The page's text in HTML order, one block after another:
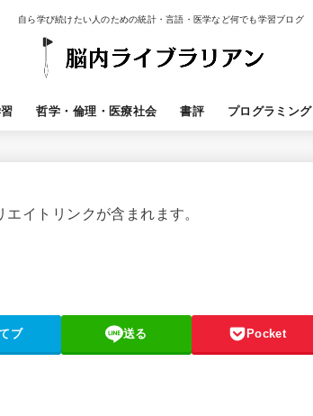
自ら学び続けたい人のための統計・言語・医学など何でも学習ブログ
哲学・倫理・医療社会 書評 プログラミング
イトリンクが含まれます。
ブ 送る Pocket